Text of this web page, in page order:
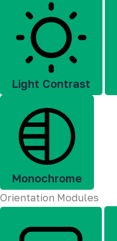
Light Contrast
Monochrome
Orientation Modules